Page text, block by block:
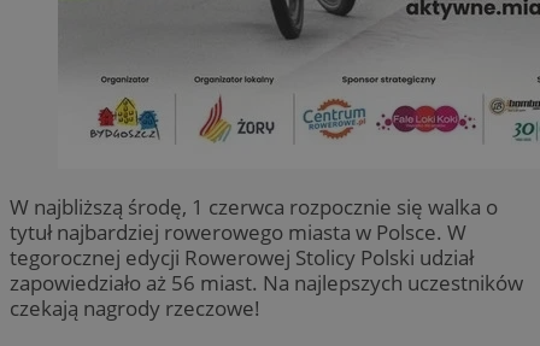
W najbliższą środę, 1 czerwca rozpocznie się walka o
tytuł najbardziej rowerowego miasta w Polsce. W
tegorocznej edycji Rowerowej Stolicy Polski udział
zapowiedziało aż 56 miast. Na najlepszych uczestników
czekają nagrody rzeczowe!